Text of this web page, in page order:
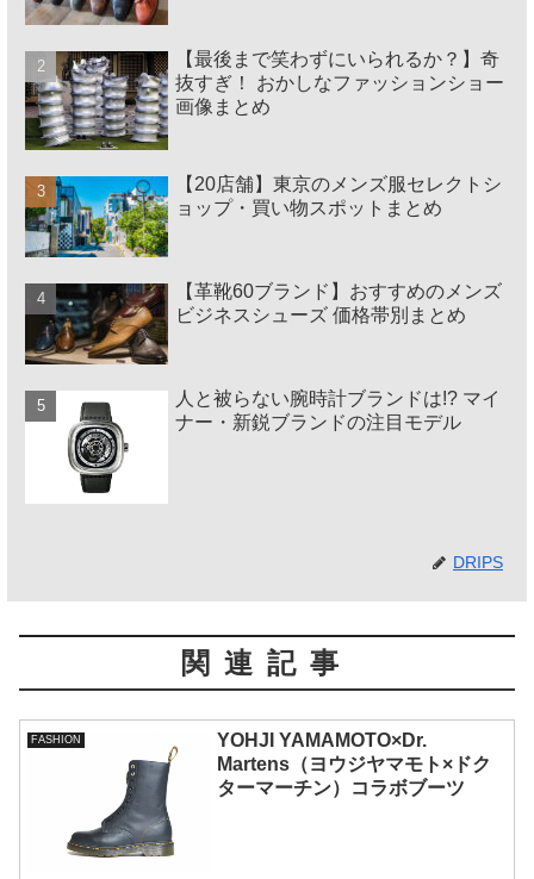
【最後まで笑わずにいられるか？】奇
抜すぎ！ おかしなファッションショー
画像まとめ
【20店舗】東京のメンズ服セレクトシ
ョップ・買い物スポットまとめ
【革靴60ブランド】おすすめのメンズ
ビジネスシューズ 価格帯別まとめ
人と被らない腕時計ブランドは!? マイ
ナー・新鋭ブランドの注目モデル
DRIPS
関連記事
FASHION
YOHJI YAMAMOTO×Dr.
Martens（ヨウジヤマモト×ドク
ターマーチン）コラボブーツ